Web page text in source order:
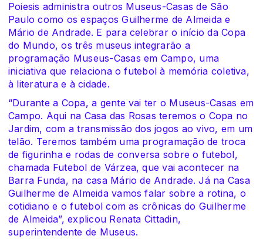
Poiesis administra outros Museus-Casas de São
Paulo como os espaços Guilherme de Almeida e
Mário de Andrade. E para celebrar o início da Copa
do Mundo, os três museus integrarão a
programação Museus-Casas em Campo, uma
iniciativa que relaciona o futebol à memória coletiva,
à literatura e à cidade.
“Durante a Copa, a gente vai ter o Museus-Casas em
Campo. Aqui na Casa das Rosas teremos o Copa no
Jardim, com a transmissão dos jogos ao vivo, em um
telão. Teremos também uma programação de troca
de figurinha e rodas de conversa sobre o futebol,
chamada Futebol de Várzea, que vai acontecer na
Barra Funda, na casa Mário de Andrade. Já na Casa
Guilherme de Almeida vamos falar sobre a rotina, o
cotidiano e o futebol com as crônicas do Guilherme
de Almeida”, explicou Renata Cittadin,
superintendente de Museus.